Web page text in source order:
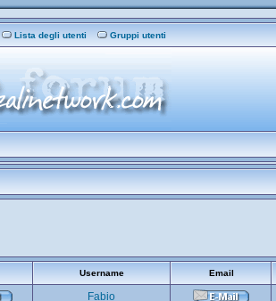
Lista degli utenti Gruppi utenti
Username Email
Fabio